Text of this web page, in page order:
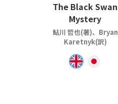
The Black Swan
Mystery
鮎川 哲也(著)、Bryan
Karetnyk(訳)